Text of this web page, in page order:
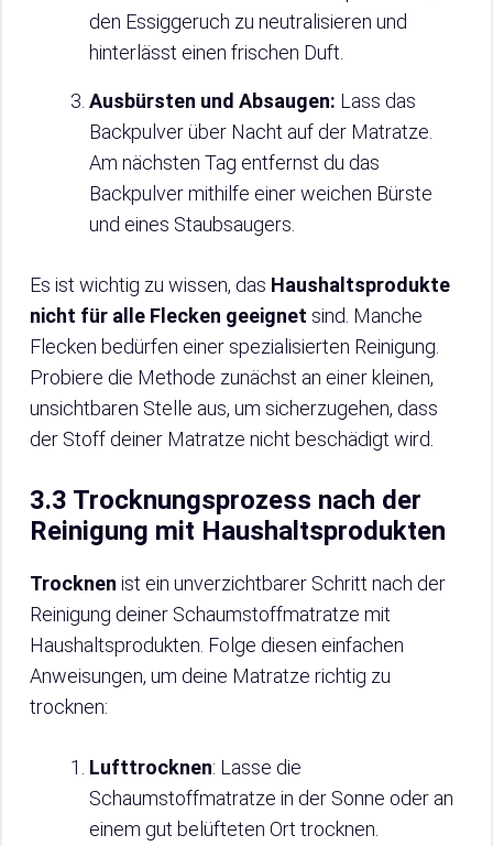
den Essiggeruch zu neutralisieren und
hinterlässt einen frischen Duft.
Ausbürsten und Absaugen: Lass das
Backpulver über Nacht auf der Matratze.
Am nächsten Tag entfernst du das
Backpulver mithilfe einer weichen Bürste
und eines Staubsaugers.
Es ist wichtig zu wissen, das Haushaltsprodukte
nicht für alle Flecken geeignet sind. Manche
Flecken bedürfen einer spezialisierten Reinigung.
Probiere die Methode zunächst an einer kleinen,
unsichtbaren Stelle aus, um sicherzugehen, dass
der Stoff deiner Matratze nicht beschädigt wird.
3.3 Trocknungsprozess nach der
Reinigung mit Haushaltsprodukten
Trocknen ist ein unverzichtbarer Schritt nach der
Reinigung deiner Schaumstoffmatratze mit
Haushaltsprodukten. Folge diesen einfachen
Anweisungen, um deine Matratze richtig zu
trocknen:
Lufttrocknen: Lasse die
Schaumstoffmatratze in der Sonne oder an
einem gut belüfteten Ort trocknen.